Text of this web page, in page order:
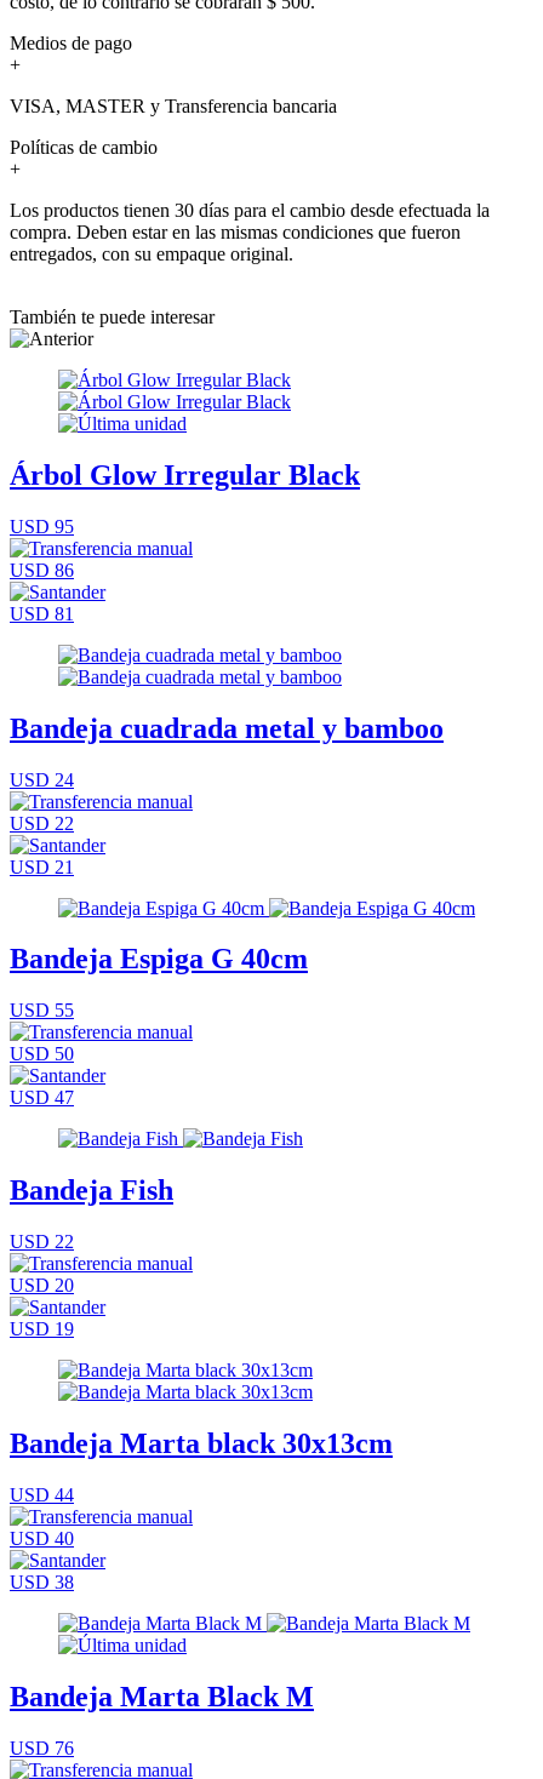
Medios de pago
+
VISA, MASTER y Transferencia bancaria
Políticas de cambio
+
Los productos tienen 30 días para el cambio desde efectuada la
compra. Deben estar en las mismas condiciones que fueron
entregados, con su empaque original.
También te puede interesar
Árbol Glow Irregular Black
USD 95
USD 86
USD 81
Bandeja cuadrada metal y bamboo
USD 24
USD 22
USD 21
Bandeja Espiga G 40cm
USD 55
USD 50
USD 47
Bandeja Fish
USD 22
USD 20
USD 19
Bandeja Marta black 30x13cm
USD 44
USD 40
USD 38
Bandeja Marta Black M
USD 76